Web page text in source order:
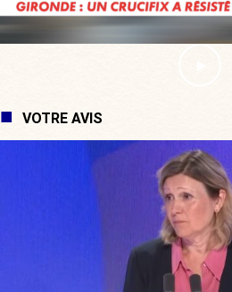
VOTRE AVIS